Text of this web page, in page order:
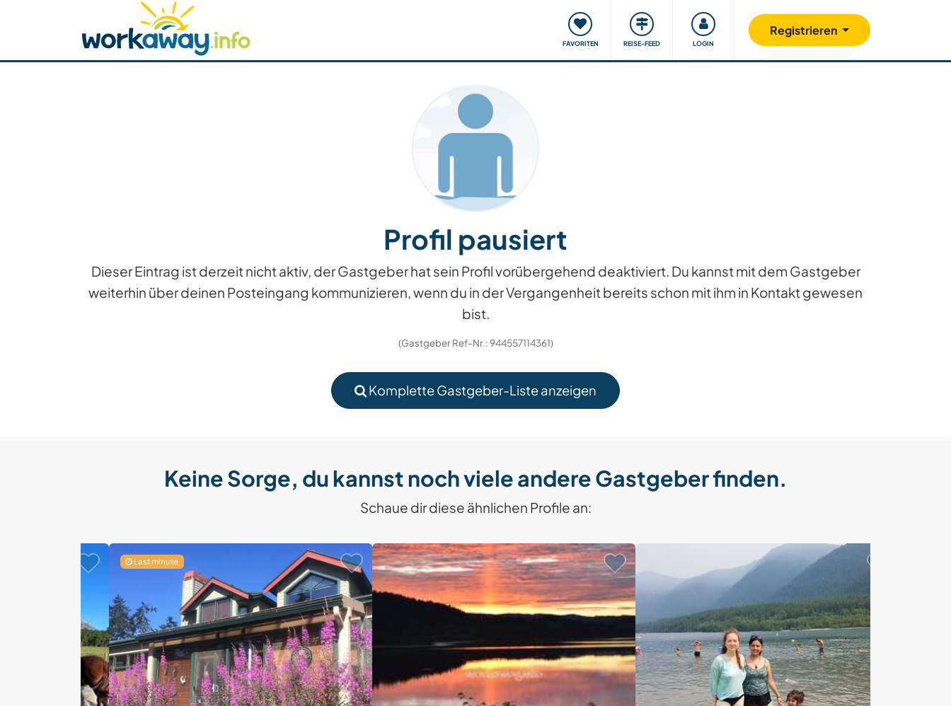
FAVORITEN REISE-FEED LOGIN
Registrieren
Host finden Reisepartner finden Reisen & Lernen Unsere Community Gutes tun
Sicherheit
Profil pausiert
Dieser Eintrag ist derzeit nicht aktiv, der Gastgeber hat sein Profil vorübergehend deaktiviert. Du kannst mit dem Gastgeber
weiterhin über deinen Posteingang kommunizieren, wenn du in der Vergangenheit bereits schon mit ihm in Kontakt gewesen
bist.
(Gastgeber Ref-Nr.: 944557114361)
Komplette Gastgeber-Liste anzeigen
Keine Sorge, du kannst noch viele andere Gastgeber finden.
Schaue dir diese ähnlichen Profile an:
Last minute